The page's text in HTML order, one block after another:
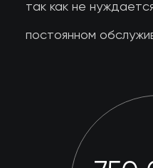
так как не
постоянном